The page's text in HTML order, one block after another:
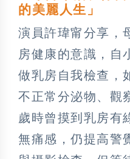
的美麗人生」
演員許瑋甯分享，
房健康的意識，自
做乳房自我檢查，
不正常分泌物、觀
歲時曾摸到乳房有
無痛感，仍提高警